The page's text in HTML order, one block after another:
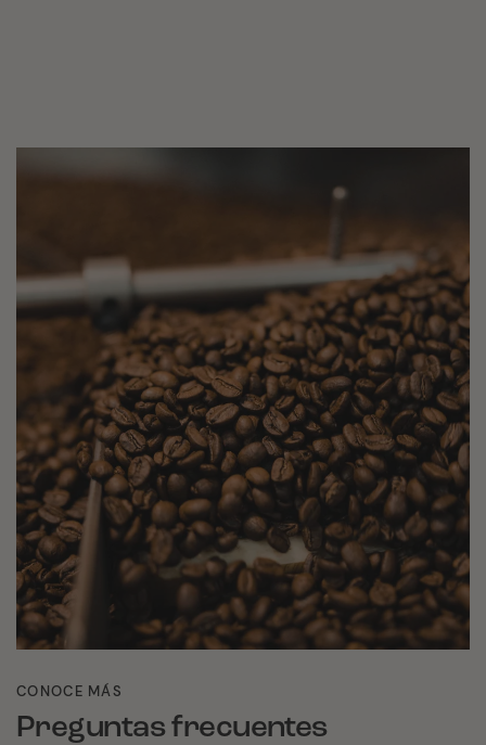
CONOCE MÁS
Preguntas frecuentes